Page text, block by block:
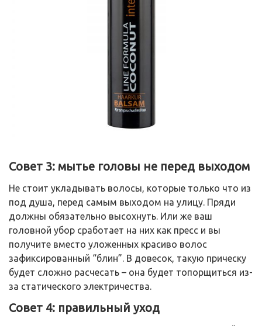
Совет 3: мытье головы не перед выходом
Не стоит укладывать волосы, которые только что из
под душа, перед самым выходом на улицу. Пряди
должны обязательно высохнуть. Или же ваш
головной убор сработает на них как пресс и вы
получите вместо уложенных красиво волос
зафиксированный “блин”. В довесок, такую прическу
будет сложно расчесать – она будет топорщиться из-
за статического электричества.
Совет 4: правильный уход